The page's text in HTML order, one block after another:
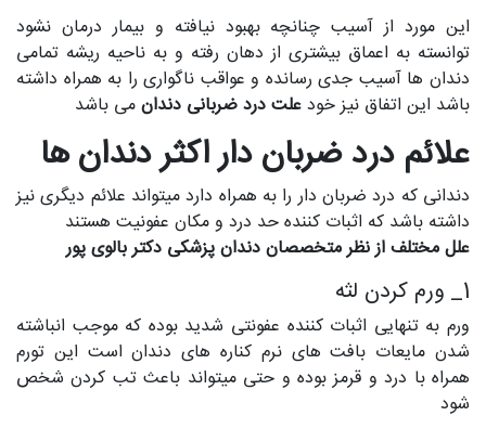
این مورد از آسیب چنانچه بهبود نیافته و بیمار درمان نشود
توانسته به اعماق بیشتری از دهان رفته و به ناحیه ریشه تمامی
دندان ها آسیب جدی رسانده و عواقب ناگواری را به همراه داشته
باشد این اتفاق نیز خودعلت درد ضربانی دندانمی باشد
علائم درد ضربان دار اکثر دندان ها
دندانی که درد ضربان دار را به همراه دارد میتواند علائم دیگری نیز
داشته باشد که اثبات کننده حد درد و مکان عفونیت هستند
علل مختلف از نظر متخصصان دندان پزشکی دکتر بالوی پور
1_ ورم کردن لثه
ورم به تنهایی اثبات کننده عفونتی شدید بوده که موجب انباشته
شدن مایعات بافت های نرم کناره های دندان است این تورم
همراه با درد و قرمز بوده و حتی میتواند باعث تب کردن شخص
شود